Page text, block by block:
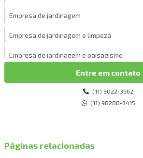
Empresa de jardinagem
Empresa de jardinagem e limpeza
Empresa de jardinagem e paisagismo
Empresa de jardinagem e paisagismo em sp
Entre em contato
(11) 3022-3662
(11) 98288-3415
Páginas relacionadas